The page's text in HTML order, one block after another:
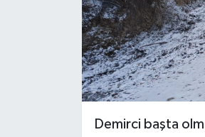
Demirci başta